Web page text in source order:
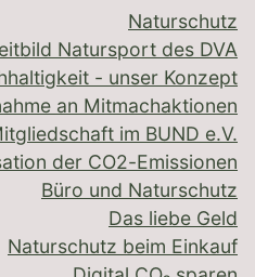
Naturschutz
Natursport des DVA
- unser Konzept
an Mitmachaktionen
im BUND e.V.
der CO2-Emissionen
Büro und Naturschutz
Das liebe Geld
Naturschutz beim Einkauf